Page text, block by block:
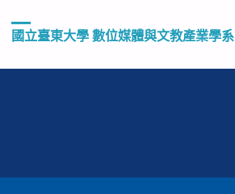
國立臺東大學 數位媒體與文教產業學系